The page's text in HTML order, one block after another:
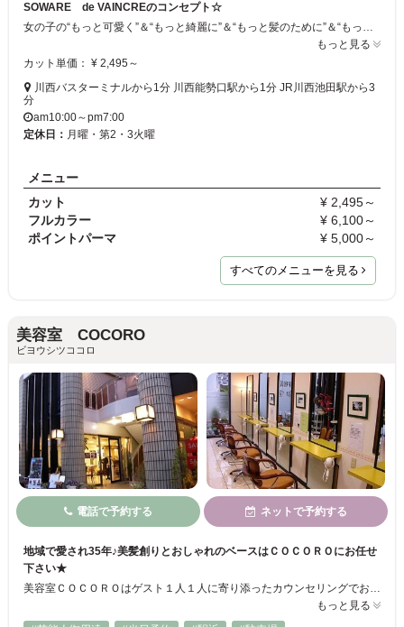
SOWARE de VAINCREのコンセプト☆
女の子の“もっと可愛く”＆“もっと綺麗に”＆“もっと髪のために”＆“もっと簡単に”＆“もっと安価に”をコンセプトに、「いつもかわいいねor綺麗にしているね。」と言われるように、何回も来ていただけるよう良心的なプライスに設定したサロンです☆ 安くていいサロンはないかな？そろそろわたしの髪のこと理解してくれて、安全な技術をしてくれて、長く付き合えるサロンに出会いたいな。と思っている方にオススメです☆
もっと見る
カット単価： ¥ 2,495～
川西バスターミナルから1分 川西能勢口駅から1分 JR川西池田駅から3
分
am10:00～pm7:00
定休日： 月曜・第2・3火曜
メニュー
カット
¥ 2,495～
フルカラー
¥ 6,100～
ポイントパーマ
¥ 5,000～
すべてのメニューを見る
美容室 COCORO
ビヨウシツココロ
電話で予約する ネットで予約する
地域で愛され35年♪美髪創りとおしゃれのベースはＣＯＣＯＲＯにお任せ
下さい★
美容室ＣＯＣＯＲＯはゲスト１人１人に寄り添ったカウンセリングでお悩みや希望をしっかりと受け止め、髪の毛を絶対に傷めないカラー【香草カラー】♪魔法のストレート【高レベル縮毛矯正】等こだわりの施術と技術自慢のカットで貴女の美髪創りとオシャレのベースを創る美髪創造所★気軽に『私に似合う髪型はなんですか？』と聞いて下さい♪
もっと見る